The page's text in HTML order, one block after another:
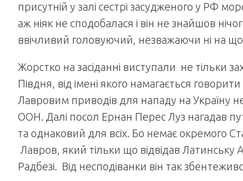
присутній у залі сестрі засудженого у РФ
аж ніяк не сподобалася і він не знайшов
ввічливий головуючий, незважаючи ні на
Жорстко на засіданні виступали не тільки
Півдня, від імені якого намагається
Лавровим приводів для нападу на Україну
ООН. Далі посол Ернан Перес Луз нагадав
та однаковий для всіх. Бо немає окремого
Лавров, який тільки що відвідав Латинську
Радбезі. Від несподіванки він так